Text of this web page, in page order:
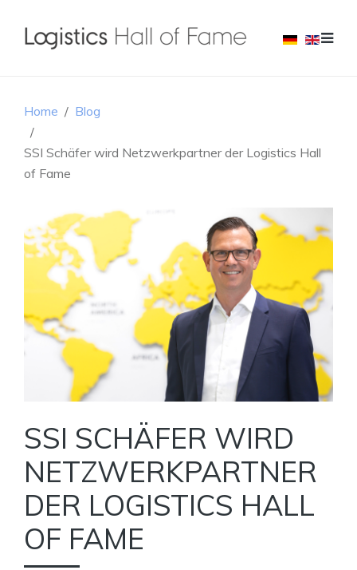
Home Blog
SSI Schäfer wird Netzwerkpartner der Logistics Hall
of Fame
SSI SCHÄFER WIRD
NETZWERKPARTNER
DER LOGISTICS HALL
OF FAME